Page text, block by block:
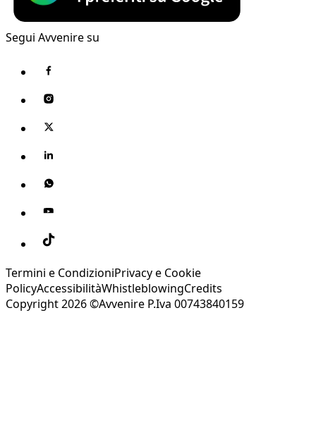
Segui Avvenire su
Termini e CondizioniPrivacy e Cookie
PolicyAccessibilitàWhistleblowingCredits
Copyright 2026 ©Avvenire P.Iva 00743840159